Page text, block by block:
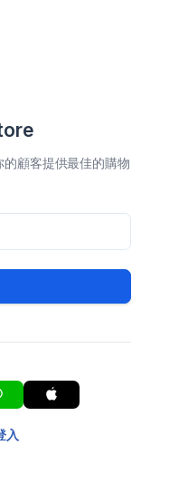
顧客提供最佳的購物
入